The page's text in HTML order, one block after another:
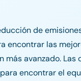
de
encontrar las
avanzado. Las
encontrar el